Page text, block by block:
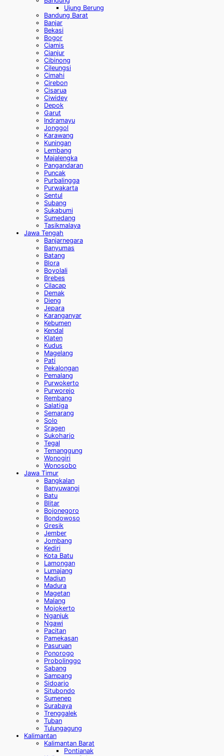
Ujung Berung
Bandung Barat
Banjar
Bekasi
Bogor
Ciamis
Cianjur
Cibinong
Cileungsi
Cimahi
Cirebon
Cisarua
Ciwidey
Depok
Garut
Indramayu
Jonggol
Karawang
Kuningan
Lembang
Majalengka
Pangandaran
Puncak
Purbalingga
Purwakarta
Sentul
Subang
Sukabumi
Sumedang
Tasikmalaya
Jawa Tengah
Banjarnegara
Banyumas
Batang
Blora
Boyolali
Brebes
Cilacap
Demak
Dieng
Jepara
Karanganyar
Kebumen
Kendal
Klaten
Kudus
Magelang
Pati
Pekalongan
Pemalang
Purwokerto
Purworejo
Rembang
Salatiga
Semarang
Solo
Sragen
Sukoharjo
Tegal
Temanggung
Wonogiri
Wonosobo
Jawa Timur
Bangkalan
Banyuwangi
Batu
Blitar
Bojonegoro
Bondowoso
Gresik
Jember
Jombang
Kediri
Kota Batu
Lamongan
Lumajang
Madiun
Madura
Magetan
Malang
Mojokerto
Nganjuk
Ngawi
Pacitan
Pamekasan
Pasuruan
Ponorogo
Probolinggo
Sabang
Sampang
Sidoarjo
Situbondo
Sumenep
Surabaya
Trenggalek
Tuban
Tulungagung
Kalimantan
Kalimantan Barat
Pontianak